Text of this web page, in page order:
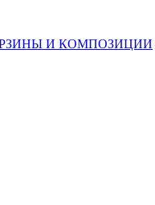
И КОМПОЗИЦИИ